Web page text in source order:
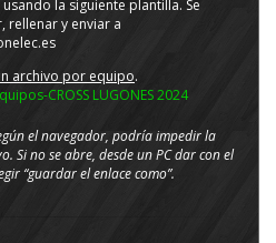
la siguiente plantilla. Se
rellenar y enviar a
archivo por equipo.
CROSS LUGONES 2024
el navegador, podría impedir la
Si no se abre, desde un PC dar con el
“guardar el enlace como”.